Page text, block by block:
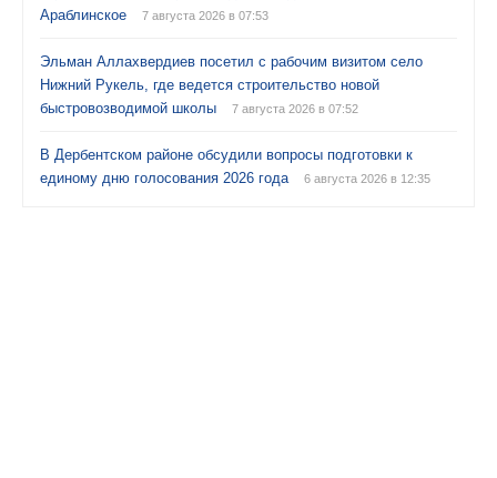
Араблинское
7 августа 2026 в 07:53
Эльман Аллахвердиев посетил с рабочим визитом село
Нижний Рукель, где ведется строительство новой
быстровозводимой школы
7 августа 2026 в 07:52
В Дербентском районе обсудили вопросы подготовки к
единому дню голосования 2026 года
6 августа 2026 в 12:35